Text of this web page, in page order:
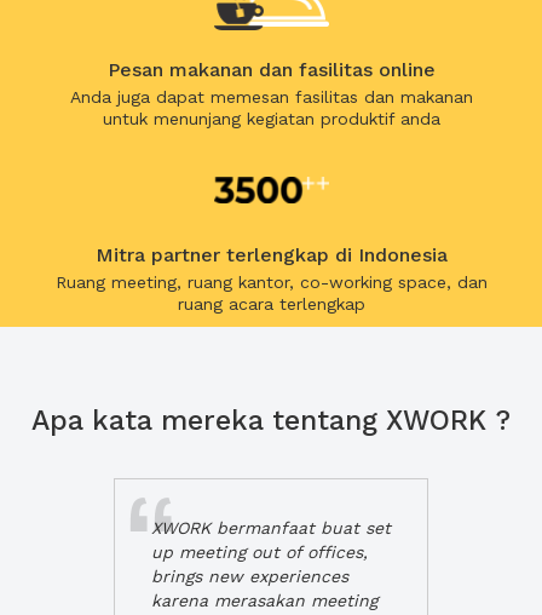
Pesan makanan dan fasilitas online
Anda juga dapat memesan fasilitas dan makanan
untuk menunjang kegiatan produktif anda
Mitra partner terlengkap di Indonesia
Ruang meeting, ruang kantor, co-working space, dan
ruang acara terlengkap
Apa kata mereka tentang XWORK ?
XWORK bermanfaat buat set
up meeting out of offices,
brings new experiences
karena merasakan meeting